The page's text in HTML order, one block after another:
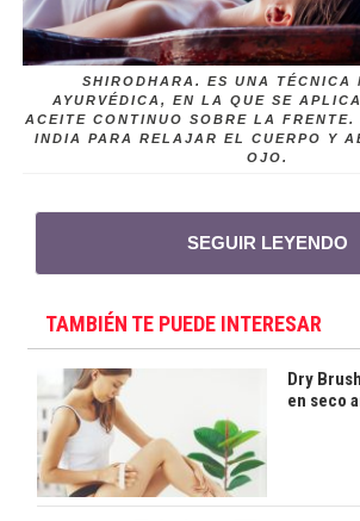
SHIRODHARA. ES UNA TÉCNICA
AYURVÉDICA, EN LA QUE SE
ACEITE CONTINUO SOBRE LA FRENTE.
INDIA PARA RELAJAR EL CUERPO Y
OJO.
SEGUIR LEYENDO
TAMBIÉN TE PUEDE INTERESAR
Dry
en seco